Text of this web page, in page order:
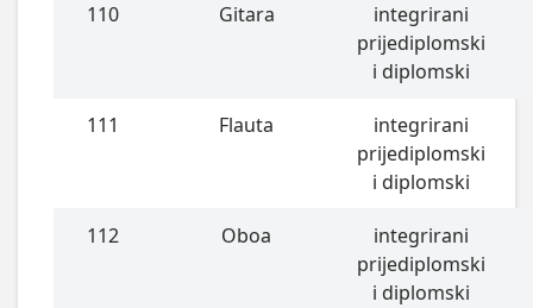
110 Gitara
integrirani
prijediplomski
i diplomski
111 Flauta
integrirani
prijediplomski
i diplomski
112 Oboa
integrirani
prijediplomski
i diplomski